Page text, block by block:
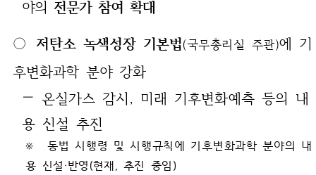
야의 전문가 참여 확대
○ 저탄소 녹색성장 기본법(국무총리실 주관)에 기
후변화과학 분야 강화
— 온실가스 감시, 미래 기후변화예측 등의 내
용 신설 추진
※동법 시행령 및 시행규칙에 기후변화과학 분야의 내
용 신설‧반영(현재, 추진 중임)